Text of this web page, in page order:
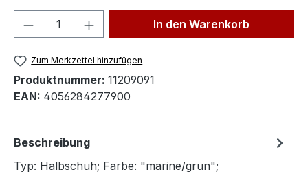
Produkt Anzahl: Gib denIn den Warenkorb
Zum Merkzettel hinzufügen
Produktnummer: 11209091
EAN: 4056284277900
Beschreibung
Typ: Halbschuh; Farbe: "marine/grün";